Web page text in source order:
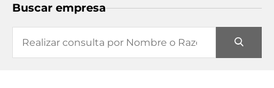
Buscar empresa